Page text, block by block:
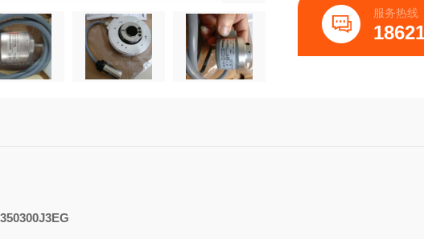
服务热线